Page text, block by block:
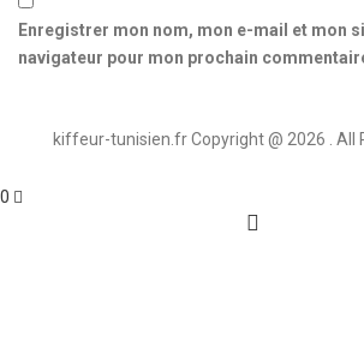
Enregistrer mon nom, mon e-mail et mon
navigateur pour mon prochain
kiffeur-tunisien.fr Copyright @ 2026 . All
0